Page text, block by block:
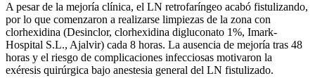
A pesar de la mejoría clínica, el LN retrofaríngeo acabó fistulizando,
por lo que comenzaron a realizarse limpiezas de la zona con
clorhexidina (Desinclor, clorhexidina digluconato 1%, Imark-
Hospital S.L., Ajalvir) cada 8 horas. La ausencia de mejoría tras 48
horas y el riesgo de complicaciones infecciosas motivaron la
exéresis quirúrgica bajo anestesia general del LN fistulizado.